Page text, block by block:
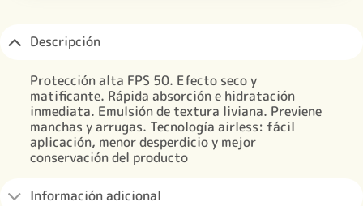
Descripción
Protección alta FPS 50. Efecto seco y
matificante. Rápida absorción e hidratación
inmediata. Emulsión de textura liviana. Previene
manchas y arrugas. Tecnología airless: fácil
aplicación, menor desperdicio y mejor
conservación del producto
Información adicional